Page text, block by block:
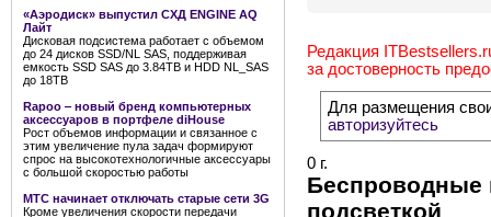
«Аэродиск» выпустил СХД ENGINE AQ
Лайт
Дисковая подсистема работает с объемом
до 24 дисков SSD/NL SAS, поддерживая
емкость SSD SAS до 3.84TB и HDD NL_SAS
до 18TB
Rapoo ‒ новый бренд компьютерных
аксессуаров в портфеле diHouse
Рост объемов информации и связанное с
этим увеличение пула задач формируют
спрос на высокотехнологичные аксессуары
с большой скоростью работы
МТС начинает отключать старые сети 3G
Кроме увеличения скорости передачи
Редакция
за достоверность
Для размещения
авторизуйтесь
0 г.
Беспроводные
подсветкой